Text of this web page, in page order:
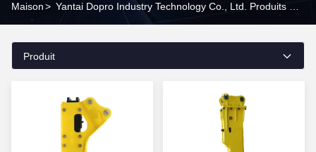
Maison>
Produit